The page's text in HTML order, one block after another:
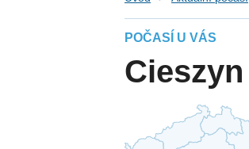
POČASÍ U VÁS
Cieszyn